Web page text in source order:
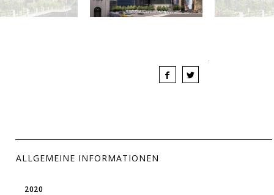
ALLGEMEINE INFORMATIONEN
2020